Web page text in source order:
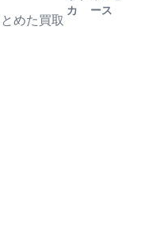
めた買取
カ
ース